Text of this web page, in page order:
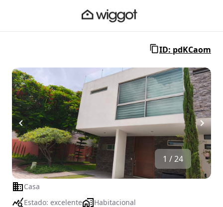
ID: pdKCaom
1 / 24
Casa
Estado: excelente Habitacional